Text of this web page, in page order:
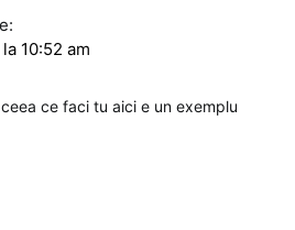
10:52 am
ce faci tu aici e un exemplu